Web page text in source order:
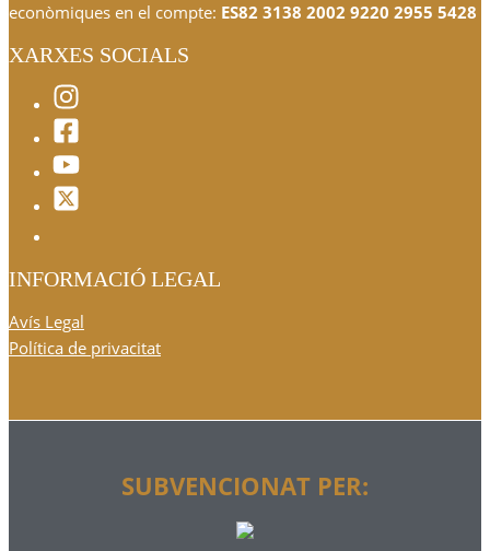
econòmiques en el compte: ES82 3138 2002 9220 2955 5428
XARXES SOCIALS
INFORMACIÓ LEGAL
Avís Legal
Política de privacitat
SUBVENCIONAT PER: